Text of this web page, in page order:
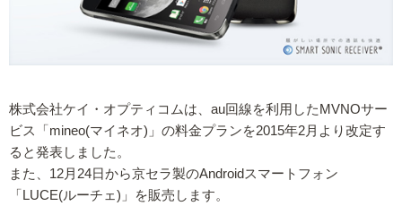
株式会社ケイ・オプティコムは、au回線を利用したMVNOサー
ビス「mineo(マイネオ)」の料金プランを2015年2月より改定す
ると発表しました。
また、12月24日から京セラ製のAndroidスマートフォン
「LUCE(ルーチェ)」を販売します。